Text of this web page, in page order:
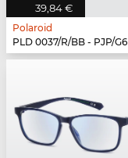
39,84 €
Polaroid
PLD 0037/R/BB - PJP/G6